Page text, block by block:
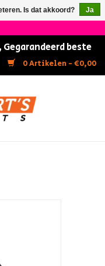
×
beste
0 Artikelen - €0,00
Is dat akkoord?
Ja